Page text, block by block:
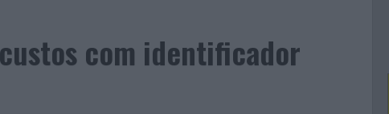
com identificador